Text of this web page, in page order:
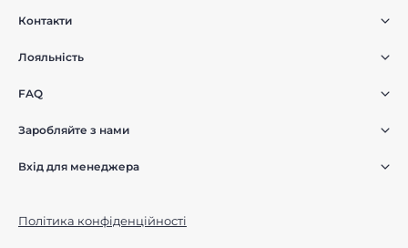
Контакти
Лояльність
FAQ
Заробляйте з нами
Вхід для менеджера
Політика конфіденційності